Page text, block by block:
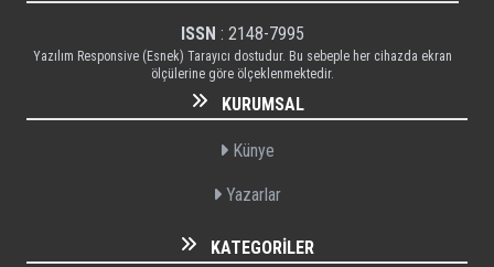
ISSN : 2148-7995
Yazılım Responsive (Esnek) Tarayıcı dostudur. Bu sebeple her cihazda ekran
ölçülerine göre ölçeklenmektedir.
KURUMSAL
Künye
Yazarlar
KATEGORILER